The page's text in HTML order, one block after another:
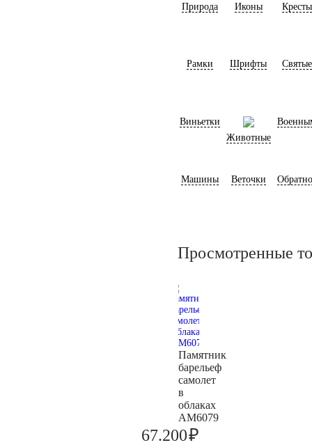
Природа Иконы Кресты
Рамки Шрифты Святые
Виньетки
Животные
Машины Веточки
Просмотренные
Памятник
барельеф
самолет
в
облаках
AM6079
67.200₽